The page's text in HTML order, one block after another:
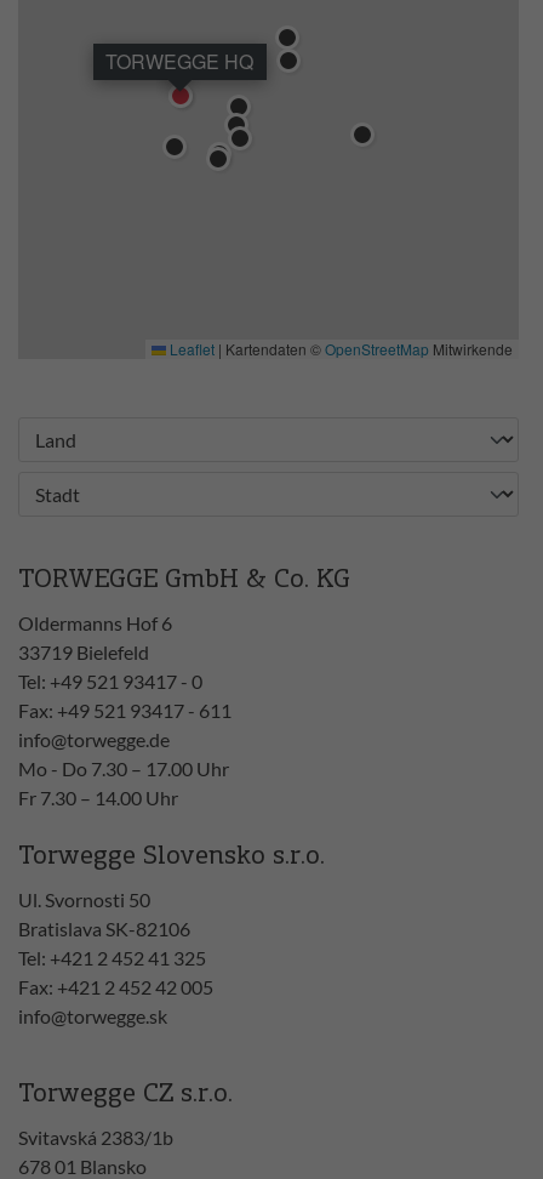
TORWEGGE HQ
Leaflet | Kartendaten ©OpenStreetMap Mitwirkende
TORWEGGE GmbH & Co. KG
Oldermanns Hof 6
33719 Bielefeld
Tel: +49 521 93417 - 0
Fax: +49 521 93417 - 611
info@torwegge.de
Mo - Do 7.30 – 17.00 Uhr
Fr 7.30 – 14.00 Uhr
Torwegge Slovensko s.r.o.
Ul. Svornosti 50
Bratislava SK-82106
Tel: +421 2 452 41 325
Fax: +421 2 452 42 005
info@torwegge.sk
Torwegge CZ s.r.o.
Svitavská 2383/1b
678 01 Blansko